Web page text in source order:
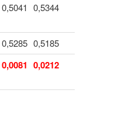
0,5041 0,5344
0,5285 0,5185
0,0081 0,0212